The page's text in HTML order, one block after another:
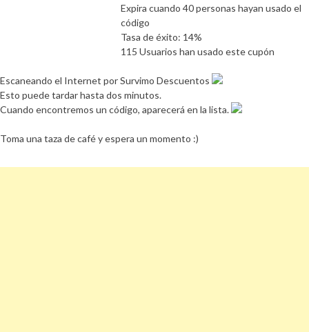
Expira cuando 40 personas hayan usado el
código
Tasa de éxito: 14%
115 Usuarios han usado este cupón
Escaneando el Internet por Survimo Descuentos
Esto puede tardar hasta dos minutos.
Cuando encontremos un código, aparecerá en la lista.
Toma una taza de café y espera un momento :)